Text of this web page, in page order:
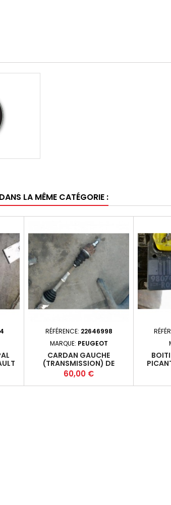
LA MÊME CATÉGORIE :
RÉFÉRENCE: 22646998
MARQUE: PEUGEOT
CARDAN GAUCHE
(TRANSMISSION) DE
PEUGEOT 207 PHASE 2
Prix
60,00 €